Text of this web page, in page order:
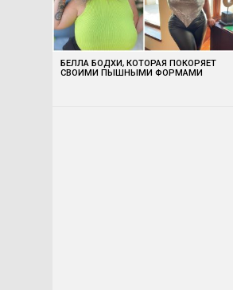
БЕЛЛА БОДХИ, КОТОРАЯ ПОКОРЯЕТ
СВОИМИ ПЫШНЫМИ ФОРМАМИ